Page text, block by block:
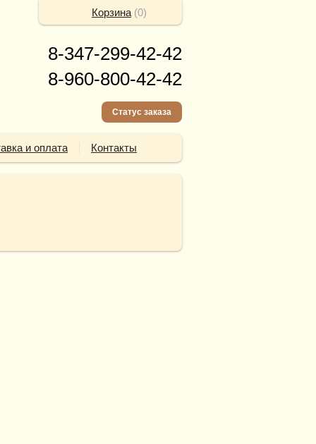
8-347-299-42-42
8-960-800-42-42
Статус заказа
и оплата Контакты
Корзина (0)